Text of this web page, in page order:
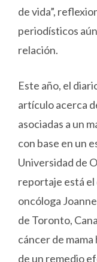
de vida”,
periodísticos
relación.
Este año, el
artículo acerca
asociadas a un
con base en un
Universidad de
reportaje está
oncóloga
de Toronto,
cáncer de
de un remedio